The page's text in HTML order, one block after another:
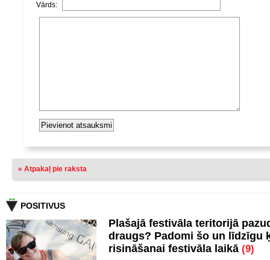
Vārds:
« Atpakaļ pie raksta
POSITIVUS
Plašajā festivāla teritorijā
draugs? Padomi šo un līdzīgu
risināšanai festivāla laikā (9)